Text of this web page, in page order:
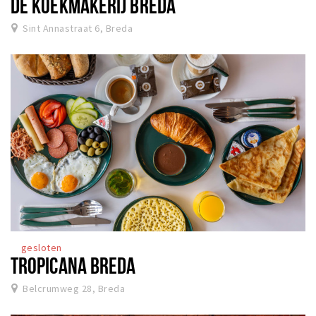
DE KOEKMAKERIJ BREDA
Sint Annastraat 6, Breda
gesloten
TROPICANA BREDA
Belcrumweg 28, Breda